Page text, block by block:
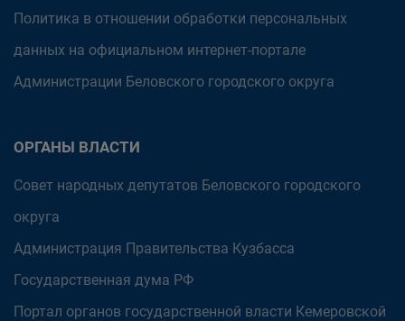
Политика в отношении обработки персональных
данных на официальном интернет-портале
Администрации Беловского городского округа
ОРГАНЫ ВЛАСТИ
Совет народных депутатов Беловского городского
округа
Администрация Правительства Кузбасса
Государственная дума РФ
Портал органов государственной власти Кемеровской